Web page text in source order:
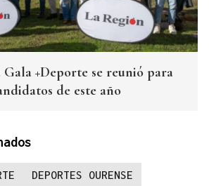
+Deporte se reunió para
de este año
DEPORTES OURENSE